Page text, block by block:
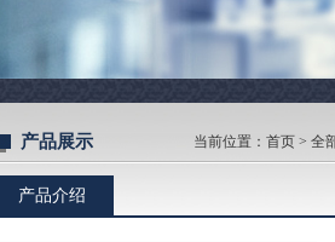
产品展示 当前位置： 首页 > 全
产品介绍